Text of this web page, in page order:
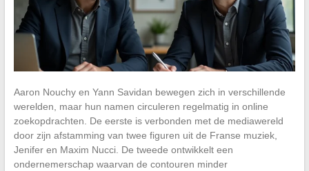
Aaron Nouchy en Yann Savidan bewegen zich in verschillende
werelden, maar hun namen circuleren regelmatig in online
zoekopdrachten. De eerste is verbonden met de mediawereld
door zijn afstamming van twee figuren uit de Franse muziek,
Jenifer en Maxim Nucci. De tweede ontwikkelt een
ondernemerschap waarvan de contouren minder